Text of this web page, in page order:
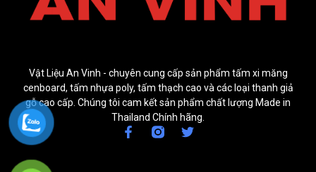
Vật Liệu An Vinh - chuyên cung cấp sản phẩm tấm xi măng
cenboard, tấm nhựa poly, tấm thạch cao và các loại thanh giả
gỗ cao cấp. Chúng tôi cam kết sản phẩm chất lượng Made in
Thailand Chính hãng.